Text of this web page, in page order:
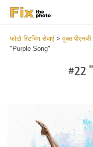
फोटो रिटचिंग सेवाएं >मुक्त
"Purple Song"
#22